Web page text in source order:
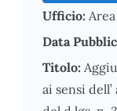
Ufficio:
Data
Titolo:
ai sensi